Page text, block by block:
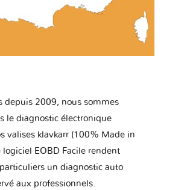
depuis 2009, nous sommes
le diagnostic électronique
valises klavkarr (100% Made in
logiciel EOBD Facile rendent
un diagnostic auto
aux professionnels.